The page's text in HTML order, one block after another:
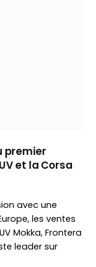
premier
et la Corsa
avec une
les ventes
Mokka, Frontera
leader sur